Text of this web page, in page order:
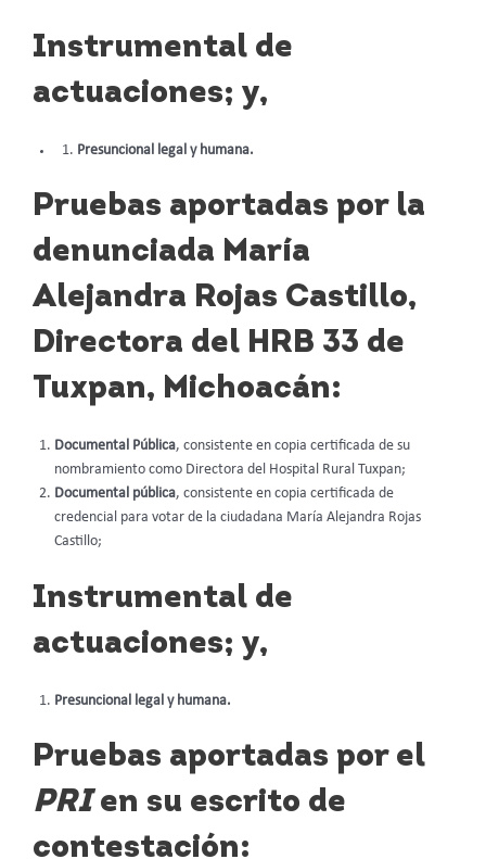
Instrumental de
actuaciones; y,
Presuncional legal y humana.
Pruebas aportadas por la
denunciada María
Alejandra Rojas Castillo,
Directora del HRB 33 de
Tuxpan, Michoacán:
Documental Pública, consistente en copia certificada de su
nombramiento como Directora del Hospital Rural Tuxpan;
Documental pública, consistente en copia certificada de
credencial para votar de la ciudadana María Alejandra Rojas
Castillo;
Instrumental de
actuaciones; y,
Presuncional legal y humana.
Pruebas aportadas por el
PRIen su escrito de
contestación: